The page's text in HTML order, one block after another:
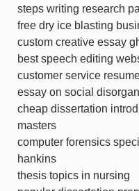
steps writing research
free dry ice blasting
custom creative essay
best speech editing
customer service
essay on social
cheap dissertation
masters
computer forensics
hankins
thesis topics in nursing